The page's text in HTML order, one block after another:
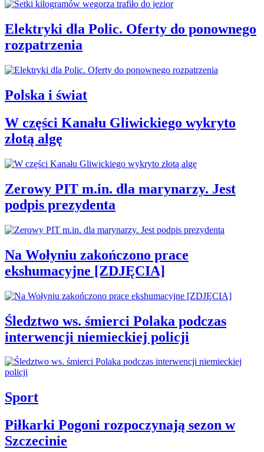
Elektryki dla Polic. Oferty do ponownego
rozpatrzenia
Polska i świat
W części Kanału Gliwickiego wykryto
złotą algę
Zerowy PIT m.in. dla marynarzy. Jest
podpis prezydenta
Na Wołyniu zakończono prace
ekshumacyjne [ZDJĘCIA]
Śledztwo ws. śmierci Polaka podczas
interwencji niemieckiej policji
Sport
Piłkarki Pogoni rozpoczynają sezon w
Szczecinie